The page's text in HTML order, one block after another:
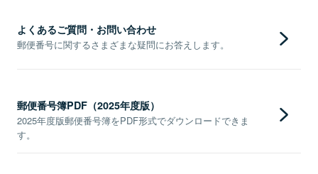
よくあるご質問・お問い合わせ
郵便番号に関するさまざまな疑問にお答えします。
郵便番号簿PDF（2025年度版）
2025年度版郵便番号簿をPDF形式でダウンロードできま
す。